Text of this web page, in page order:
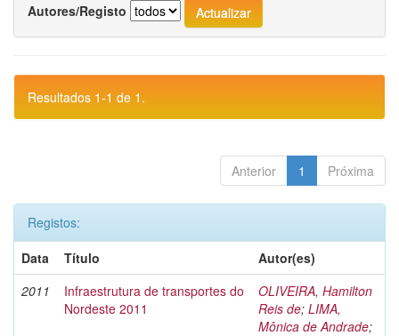
Autores/Registo
Resultados 1-1 de 1.
Anterior 1 Próxima
Registos:
Data
Título
Autor(es)
2011
Infraestrutura de transportes do
Nordeste 2011
OLIVEIRA, Hamilton
Reis de; LIMA,
Mônica de Andrade;